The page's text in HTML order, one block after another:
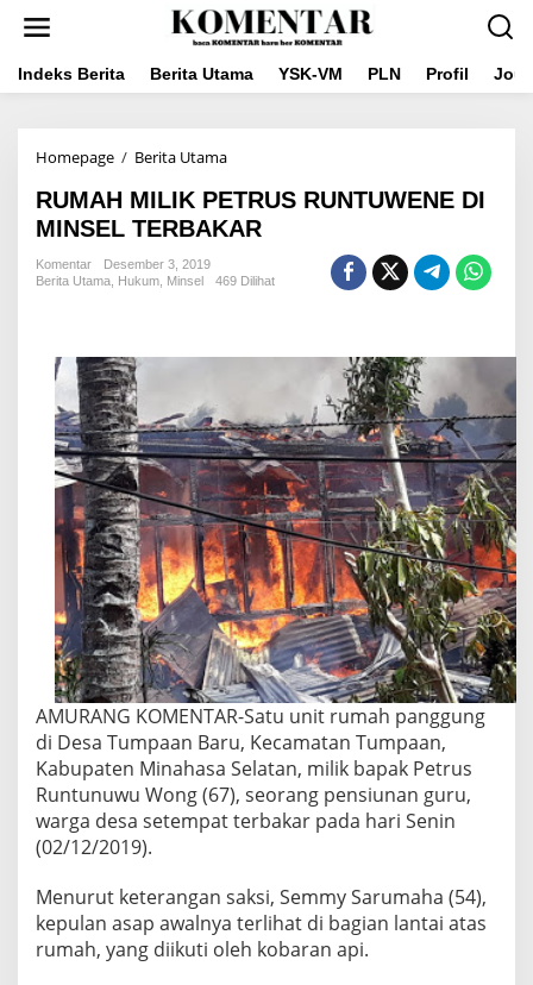
Indeks Berita Berita Utama YSK-VM PLN Profil
Homepage / Berita UtamaRUMAH
PETRUS
RUNTUWENE
DI
TERBAKAR
RUMAH MILIK PETRUS RUNTUWENE DI
MINSEL TERBAKAR
Komentar
Desember 3, 2019
Berita Utama Hukum Minsel 469 Dilihat
AMURANG KOMENTAR-Satu unit rumah panggung
di Desa Tumpaan Baru, Kecamatan Tumpaan,
Kabupaten Minahasa Selatan, milik bapak Petrus
Runtunuwu Wong (67), seorang pensiunan guru,
warga desa setempat terbakar pada hari Senin
(02/12/2019).
Menurut keterangan saksi, Semmy Sarumaha (54),
kepulan asap awalnya terlihat di bagian lantai atas
rumah, yang diikuti oleh kobaran api.